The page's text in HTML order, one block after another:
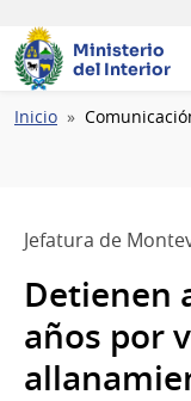
Ministerio
del Interior
Ruta
Inicio
Jefatura de
Detienen
años por